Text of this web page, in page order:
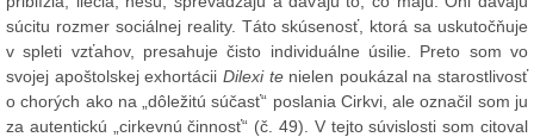
súcitu rozmer sociálnej reality. Táto skúsenosť, ktorá sa uskutočňuje
v spleti vzťahov, presahuje čisto individuálne úsilie. Preto som vo
svojej apoštolskej exhortácii Dilexi tenielen poukázal na starostlivosť
o chorých ako na „dôležitú súčasť“ poslania Cirkvi, ale označil som ju
za autentickú „cirkevnú činnosť“ (č. 49). V tejto súvislosti som citoval